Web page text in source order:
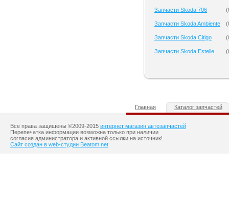
Запчасти Skoda 706 (
Запчасти Skoda Ambiente (
Запчасти Skoda Citigo (
Запчасти Skoda Estelle (
Главная Каталог запчастей
Все права защищены ©2009-2015 интернет магазин автозапчастей
Перепечатка информации возможна только при наличии
согласия администратора и активной ссылки на источник!
Сайт создан в web-студии Beatom.net